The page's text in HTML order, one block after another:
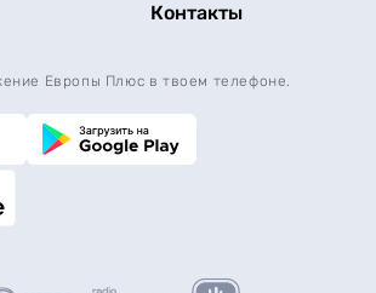
Контакты
Европы Плюс в твоем телефоне.